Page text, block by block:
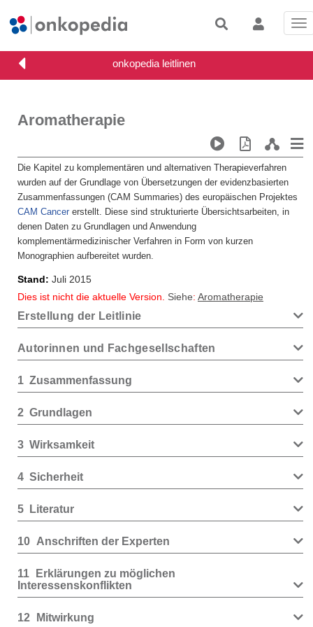
Aromatherapie
Die Kapitel zu komplementären und alternativen Therapieverfahren
wurden auf der Grundlage von Übersetzungen der evidenzbasierten
Zusammenfassungen (CAM Summaries) des europäischen Projektes
CAM Cancer erstellt. Diese sind strukturierte Übersichtsarbeiten, in
denen Daten zu Grundlagen und Anwendung
komplementärmedizinischer Verfahren in Form von kurzen
Monographien aufbereitet wurden.
Stand
Juli 2015
Dies ist nicht die aktuelle Version.
Siehe: Aromatherapie
Erstellung der Leitlinie
Autorinnen und Fachgesellschaften
1 Zusammenfassung
2 Grundlagen
3 Wirksamkeit
4 Sicherheit
5 Literatur
10 Anschriften der Experten
11
Erklärungen zu möglichen
Interessenskonflikten
12 Mitwirkung